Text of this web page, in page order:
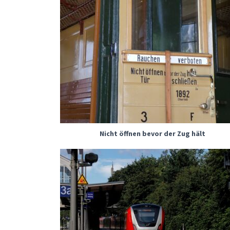
Nicht öffnen bevor der Zug hält